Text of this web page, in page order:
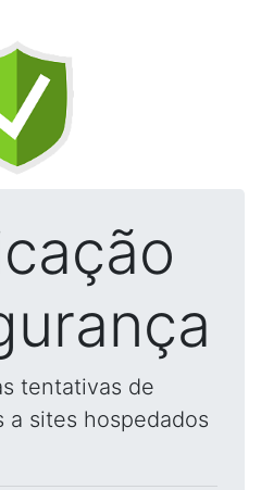
tentativas de
a sites hospedados